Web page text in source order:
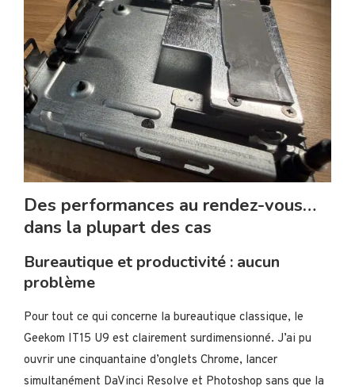
Des performances au rendez-vous…
dans la plupart des cas
Bureautique et productivité : aucun
problème
Pour tout ce qui concerne la bureautique classique, le
Geekom IT15 U9 est clairement surdimensionné. J’ai pu
ouvrir une cinquantaine d’onglets Chrome, lancer
simultanément DaVinci Resolve et Photoshop sans que la